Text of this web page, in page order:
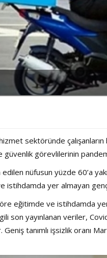
sektöründe
güvenlik görevlilerinin
nüfusun yüzde 60’a
istihdamda yer almayan
eğitimde ve istihdamda
son yayınlanan veriler,
tanımlı işsizlik oranı